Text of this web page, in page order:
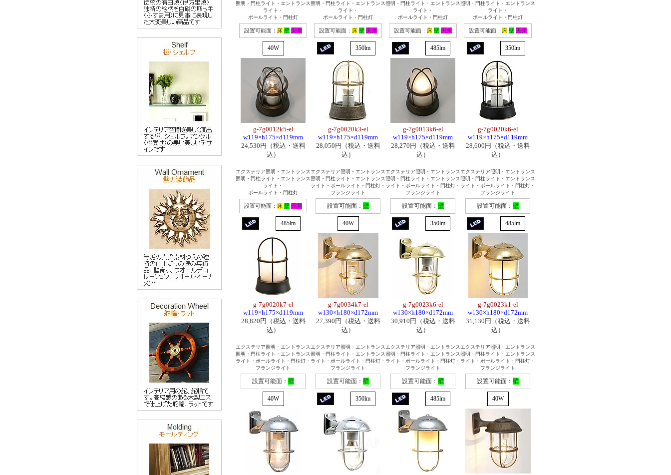
照明・門柱ライト・エントランス
ライト・
ポールライト・門柱灯
設置可能面： 床 壁 天井
40W
g-7g0012k5-el
w119×h175×d119mm
24,530円（税込・送料
込）
照明・門柱ライト・エントランス
ライト・
ポールライト・門柱灯
設置可能面： 床 壁 天井
350lm
g-7g0020k3-el
w119×h175×d119mm
28,050円（税込・送料
込）
照明・門柱ライト・エントランス
ライト・
ポールライト・門柱灯
設置可能面： 床 壁 天井
485lm
g-7g0013k6-el
w119×h175×d119mm
28,270円（税込・送料
込）
照明・門柱ライト・エントランス
ライト・
ポールライト・門柱灯
設置可能面： 床 壁 天井
350lm
g-7g0020k6-el
w119×h175×d119mm
28,600円（税込・送料
込）
エクステリア照明・エントランス
照明・門柱ライト・エントランス
ライト・
ポールライト・門柱灯
設置可能面： 床 壁 天井
485lm
g-7g0020k7-el
w119×h175×d119mm
28,820円（税込・送料
込）
エクステリア照明・エントランス
照明・門柱ライト・エントランス
ライト・ポールライト・門柱灯・
フランジライト
設置可能面： 壁
40W
g-7g0034k7-el
w130×h180×d172mm
27,390円（税込・送料
込）
エクステリア照明・エントランス
照明・門柱ライト・エントランス
ライト・ポールライト・門柱灯・
フランジライト
設置可能面： 壁
350lm
g-7g0023k6-el
w130×h180×d172mm
30,910円（税込・送料
込）
エクステリア照明・エントランス
照明・門柱ライト・エントランス
ライト・ポールライト・門柱灯・
フランジライト
設置可能面： 壁
485lm
g-7g0023k1-el
w130×h180×d172mm
31,130円（税込・送料
込）
エクステリア照明・エントランス
照明・門柱ライト・エントランス
ライト・ポールライト・門柱灯・
フランジライト
設置可能面： 壁
40W
エクステリア照明・エントランス
照明・門柱ライト・エントランス
ライト・ポールライト・門柱灯・
フランジライト
設置可能面： 壁
350lm
エクステリア照明・エントランス
照明・門柱ライト・エントランス
ライト・ポールライト・門柱灯・
フランジライト
設置可能面： 壁
485lm
エクステリア照明・エントランス
照明・門柱ライト・エントランス
ライト・ポールライト・門柱灯・
フランジライト
設置可能面： 壁
40W